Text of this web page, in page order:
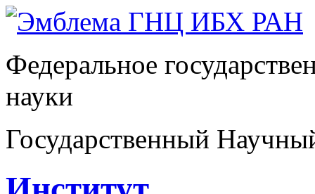
Федеральное
науки
Государственный